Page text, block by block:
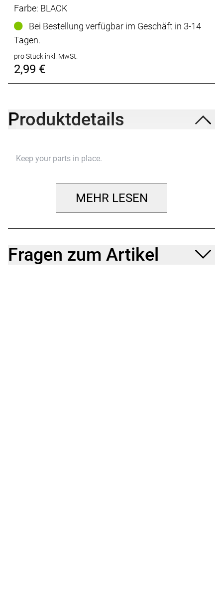
Farbe: BLACK
Bei Bestellung verfügbar im Geschäft in 3-14
Tagen.
pro Stück inkl. MwSt.
2,99 €
Produktdetails
Keep your parts in place.
MEHR LESEN
Fragen zum Artikel